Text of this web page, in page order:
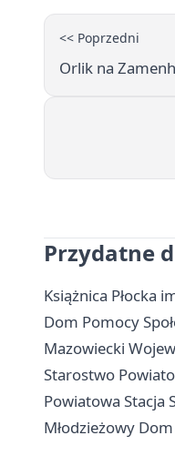
<< Poprzedni
Orlik na
Przydatne
Książnica Płocka
Dom Pomocy
Mazowiecki
Starostwo
Powiatowa Stacja
Młodzieżowy